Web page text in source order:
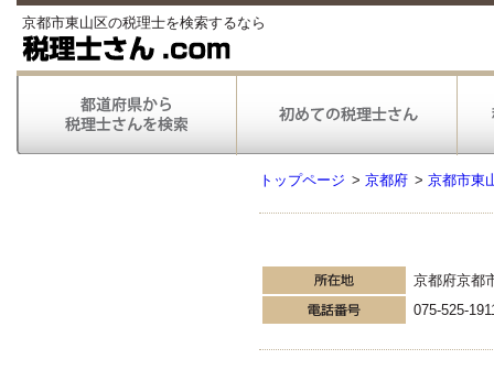
京都市東山区の税理士を検索するなら
トップページ > 京都府 > 京都市東
京都府京都
075-525-